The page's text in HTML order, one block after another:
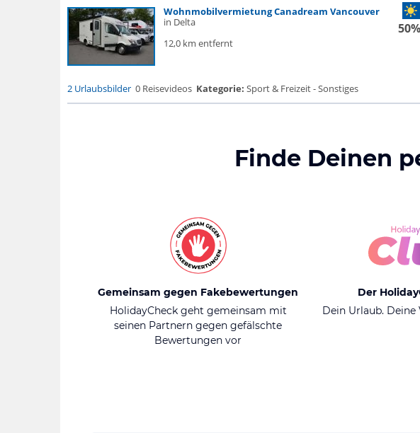
Wohnmobilvermietung Canadream Vancouver
in Delta
12,0 km entfernt
2 Urlaubsbilder 0 Reisevideos Kategorie: Sport & Freizeit - Sonstiges
Finde Deinen
Gemeinsam gegen Fakebewertungen
HolidayCheck geht gemeinsam mit
seinen Partnern gegen gefälschte
Bewertungen vor
Der
Dein Urlaub. Deine